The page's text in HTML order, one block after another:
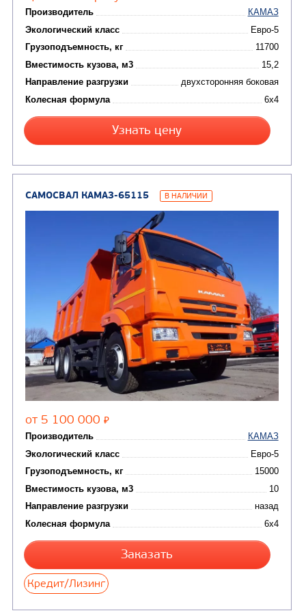
САМОСВАЛ КАМАЗ-45143
Цена по запросу
Производитель
Экологический класс
Грузоподъемность, кг
Направление разгрузки
Колесная формула
Узнать цену